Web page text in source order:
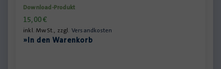
Download-Produkt
15,00€
inkl. MwSt., zzgl. Versandkosten
»In den Warenkorb